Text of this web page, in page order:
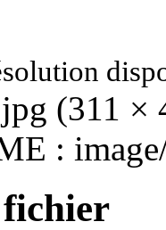
(311 ×
: